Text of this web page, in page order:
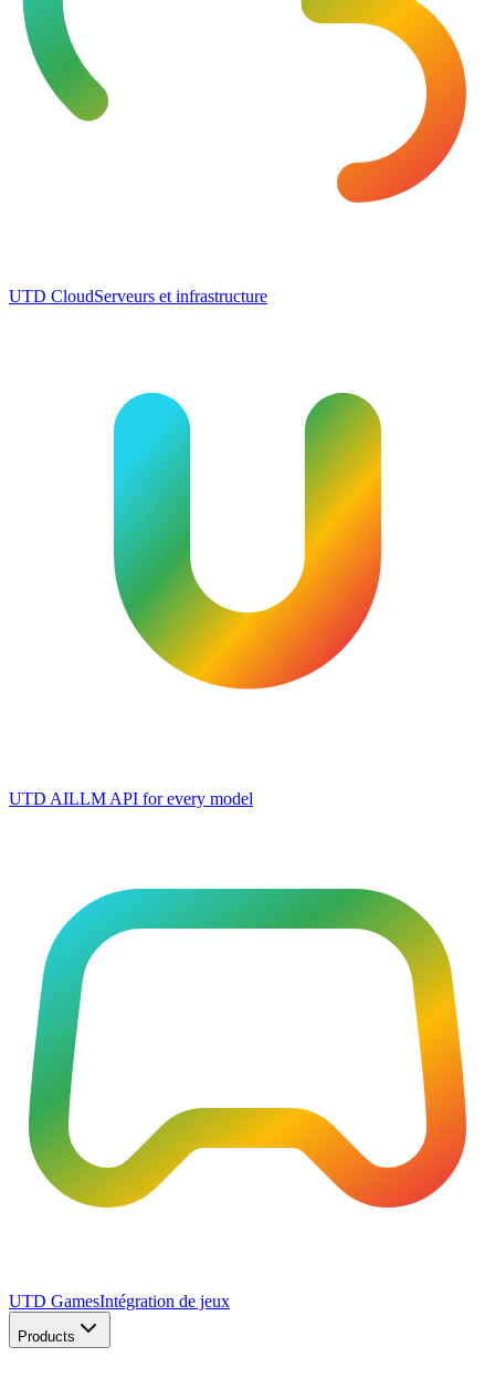
UTD CloudServeurs et infrastructure
UTD AILLM API for every model
UTD GamesIntégration de jeux
Products